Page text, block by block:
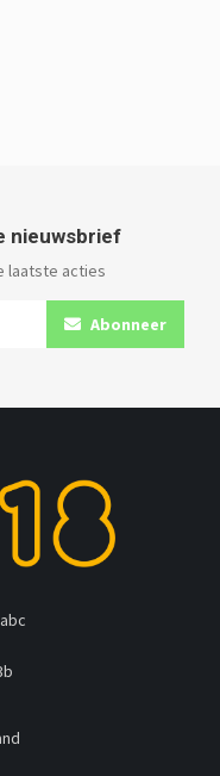
nieuwsbrief
laatste acties
Abonneer